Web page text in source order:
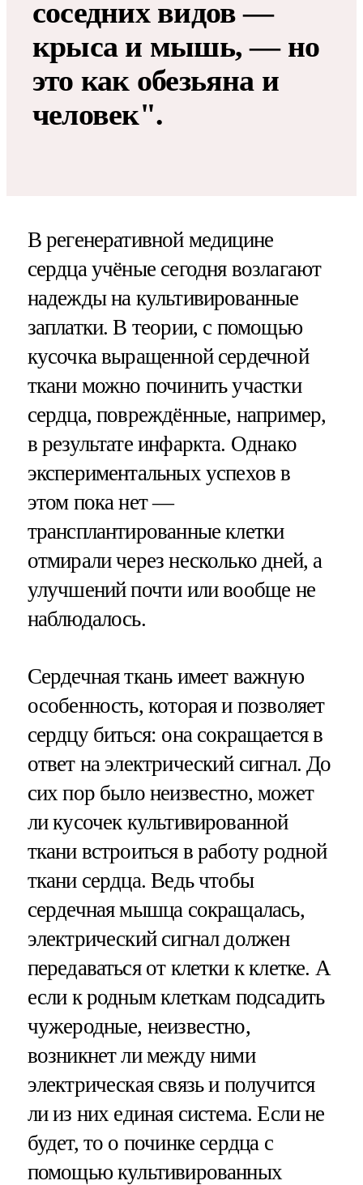
соседних видов —
крыса и мышь, — но
это как обезьяна и
человек".
В регенеративной медицине
сердца учёные сегодня возлагают
надежды на культивированные
заплатки. В теории, с помощью
кусочка выращенной сердечной
ткани можно починить участки
сердца, повреждённые, например,
в результате инфаркта. Однако
экспериментальных успехов в
этом пока нет —
трансплантированные клетки
отмирали через несколько дней, а
улучшений почти или вообще не
наблюдалось.
Сердечная ткань имеет важную
особенность, которая и позволяет
сердцу биться: она сокращается в
ответ на электрический сигнал. До
сих пор было неизвестно, может
ли кусочек культивированной
ткани встроиться в работу родной
ткани сердца. Ведь чтобы
сердечная мышца сокращалась,
электрический сигнал должен
передаваться от клетки к клетке. А
если к родным клеткам подсадить
чужеродные, неизвестно,
возникнет ли между ними
электрическая связь и получится
ли из них единая система. Если не
будет, то о починке сердца с
помощью культивированных